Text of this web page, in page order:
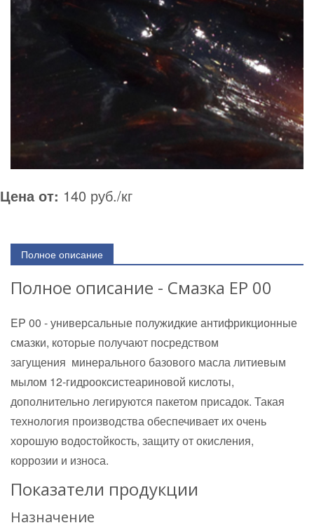
Цена от: 140 руб./кг
Полное описание
Полное описание - Смазка EP 00
EP 00 - универсальные полужидкие антифрикционные
смазки, которые получают посредством
загущения минерального базового масла литиевым
мылом 12-гидрооксистеариновой кислоты,
дополнительно легируются пакетом присадок. Такая
технология производства обеспечивает их очень
хорошую водостойкость, защиту от окисления,
коррозии и износа.
Показатели продукции
Назначение